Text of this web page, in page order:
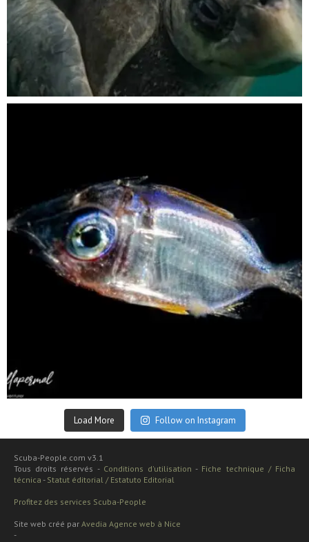
Sep 24
Load More Follow on Instagram
Scuba-People.com v3.1
Tous droits réservés - Conditions d'utilisation - Fiche technique / Ficha
técnica - Statut éditorial / Estatuto Editorial
Profitez des services Scuba-People
Site web créé par Avedia Agence web à Nice
-